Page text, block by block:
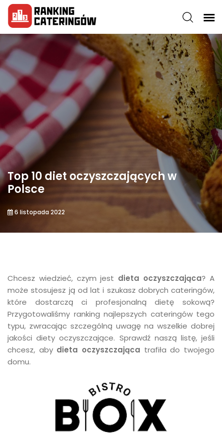
Top 10 diet oczyszczających w
Polsce
6 listopada 2022
Chcesz wiedzieć, czym jest dieta oczyszczająca? A
może stosujesz ją od lat i szukasz dobrych cateringów,
które dostarczą ci profesjonalną dietę sokową?
Przygotowaliśmy ranking najlepszych cateringów tego
typu, zwracając szczególną uwagę na wszelkie dobrej
jakości diety oczyszczające. Sprawdź naszą listę, jeśli
chcesz, aby dieta oczyszczająca trafiła do twojego
domu.